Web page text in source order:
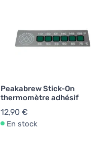
Peakabrew Stick-On
thermomètre adhésif
12,90 €
En stock